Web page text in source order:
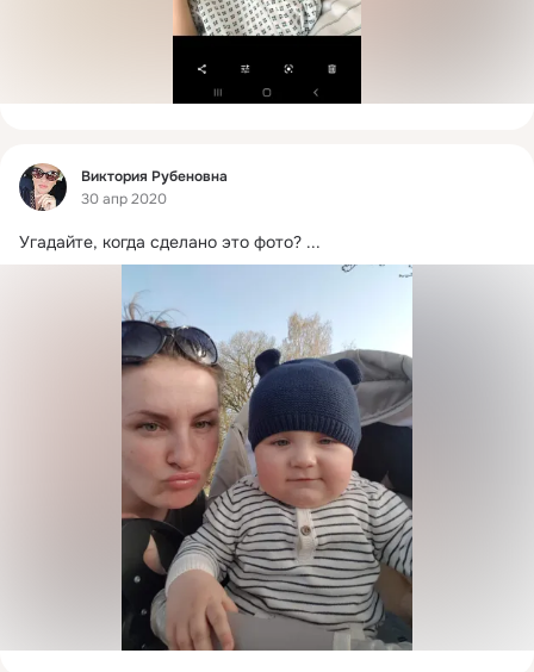
Фид
Виктория Рубеновна
30 апр 2020
Угадайте, когда сделано это фото? ...